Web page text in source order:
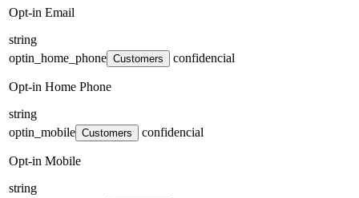
Opt-in Email
string
optin_home_phone Customers confidencial
Opt-in Home Phone
string
optin_mobile Customers confidencial
Opt-in Mobile
string